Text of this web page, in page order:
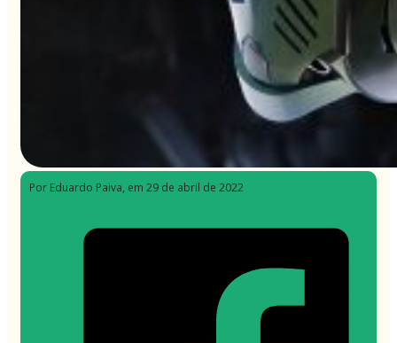
Por Eduardo Paiva, em 29 de abril de 2022